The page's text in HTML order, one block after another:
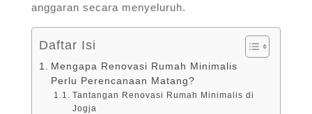
anggaran secara menyeluruh.
Daftar Isi
Mengapa Renovasi Rumah Minimalis
Perlu Perencanaan Matang?
Tantangan Renovasi Rumah Minimalis di
Jogja